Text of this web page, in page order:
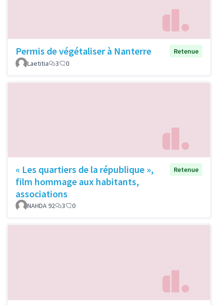
Permis de végétaliser à Nanterre
Retenue
Laetitia
3 0
« Les quartiers de la république »,
film hommage aux habitants,
associations
Retenue
NAHDA 92 3 0